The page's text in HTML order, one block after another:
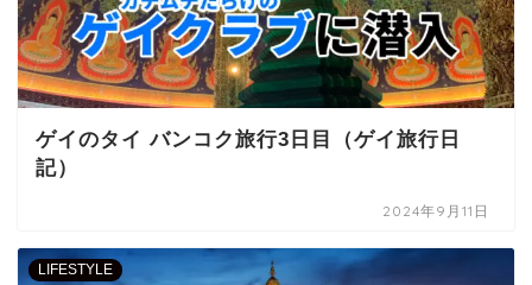
ゲイのタイ バンコク旅行3日目（ゲイ旅行日
記）
2024年9月11日
LIFESTYLE